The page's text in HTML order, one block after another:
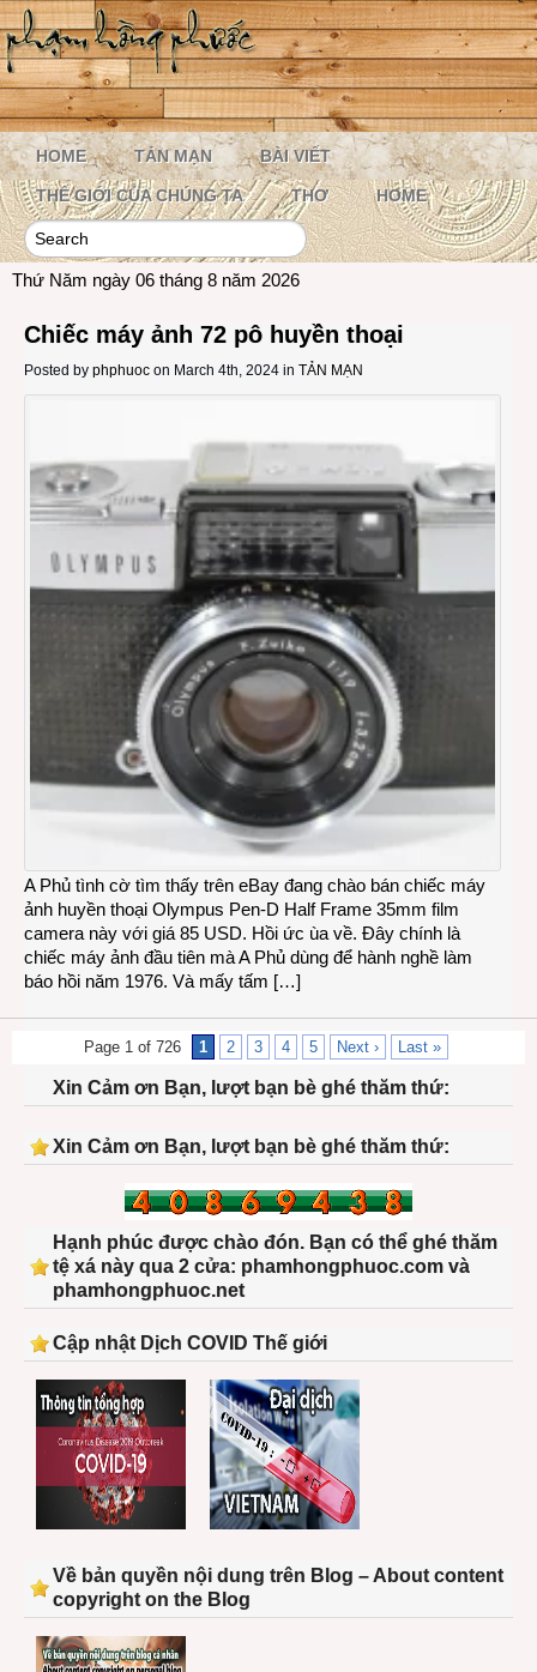
HOME TẢN MẠN BÀI VIẾT
THẾ GIỚI CỦA CHÚNG TA THƠ HOME
Thứ Năm ngày 06 tháng 8 năm 2026
Chiếc máy ảnh 72 pô huyền thoại
Posted by phphuoc on March 4th, 2024 in TẢN MẠN
A Phủ tình cờ tìm thấy trên eBay đang chào bán chiếc máy
ảnh huyền thoại Olympus Pen-D Half Frame 35mm film
camera này với giá 85 USD. Hồi ức ùa về. Đây chính là
chiếc máy ảnh đầu tiên mà A Phủ dùng để hành nghề làm
báo hồi năm 1976. Và mấy tấm […]
Page 1 of 726 1 2 3 4 5 Next › Last »
Xin Cảm ơn Bạn, lượt bạn bè ghé thăm thứ:
Xin Cảm ơn Bạn, lượt bạn bè ghé thăm thứ:
Hạnh phúc được chào đón. Bạn có thể ghé thăm
tệ xá này qua 2 cửa: phamhongphuoc.com và
phamhongphuoc.net
Cập nhật Dịch COVID Thế giới
Về bản quyền nội dung trên Blog – About content
copyright on the Blog